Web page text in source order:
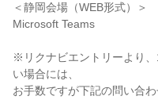
＜静岡会場（WEB形式）＞
Microsoft Teams
※リクナビエントリーより
い場合には、
お手数ですが下記の問い合